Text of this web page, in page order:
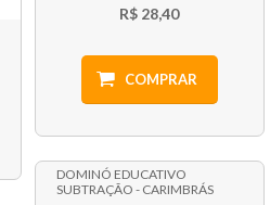
R$ 28,40
COMPRAR
DOMINÓ EDUCATIVO
SUBTRAÇÃO - CARIMBRÁS